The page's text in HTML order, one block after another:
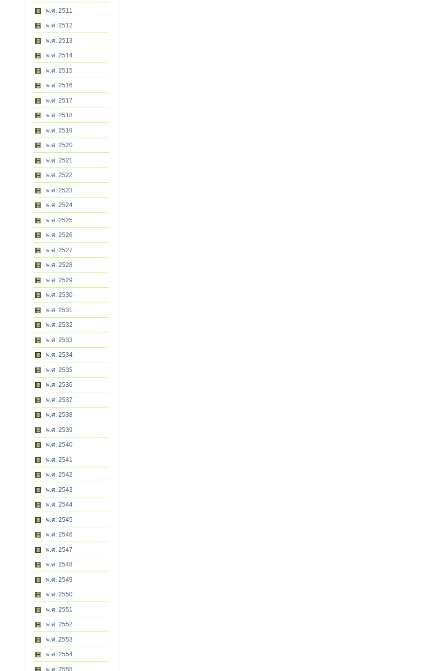
พ.ศ. 2511
พ.ศ. 2512
พ.ศ. 2513
พ.ศ. 2514
พ.ศ. 2515
พ.ศ. 2516
พ.ศ. 2517
พ.ศ. 2518
พ.ศ. 2519
พ.ศ. 2520
พ.ศ. 2521
พ.ศ. 2522
พ.ศ. 2523
พ.ศ. 2524
พ.ศ. 2525
พ.ศ. 2526
พ.ศ. 2527
พ.ศ. 2528
พ.ศ. 2529
พ.ศ. 2530
พ.ศ. 2531
พ.ศ. 2532
พ.ศ. 2533
พ.ศ. 2534
พ.ศ. 2535
พ.ศ. 2536
พ.ศ. 2537
พ.ศ. 2538
พ.ศ. 2539
พ.ศ. 2540
พ.ศ. 2541
พ.ศ. 2542
พ.ศ. 2543
พ.ศ. 2544
พ.ศ. 2545
พ.ศ. 2546
พ.ศ. 2547
พ.ศ. 2548
พ.ศ. 2549
พ.ศ. 2550
พ.ศ. 2551
พ.ศ. 2552
พ.ศ. 2553
พ.ศ. 2554
พ.ศ. 2555